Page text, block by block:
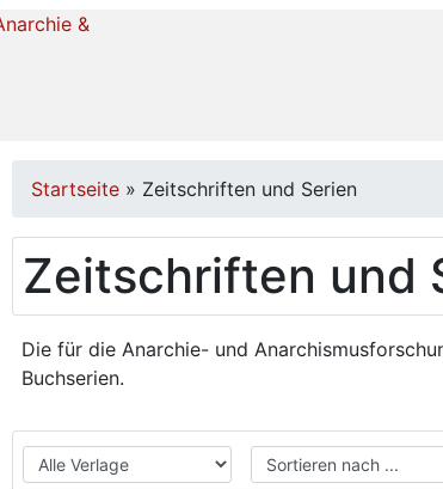
Startseite » Zeitschriften und Serien
Zeitschriften und
Die für die Anarchie- und
Buchserien.